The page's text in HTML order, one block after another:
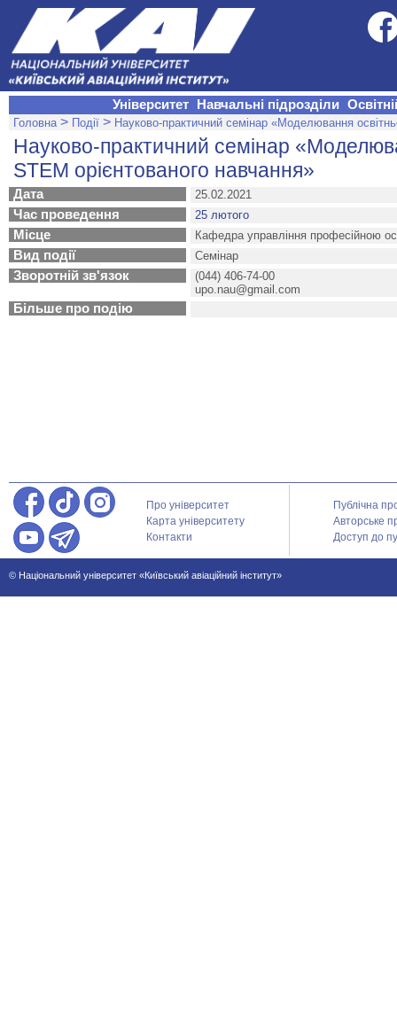
Університет Навчальні підрозділи
Головна > Події > Науково-практичний семінар «Моделювання
Науково-практичний семінар
STEM орієнтованого навчання»
Дата 25.02.2021
Час проведення 25 лютого
Місце Кафедра управління професійною
Вид події Семінар
Зворотній зв'язок
(044) 406-74-00
upo.nau@gmail.com
Більше про подію
Про університет
Карта університету
Контакти
Публічна
Авторське
Доступ до
© Національний університет «Київський авіаційний інститут»